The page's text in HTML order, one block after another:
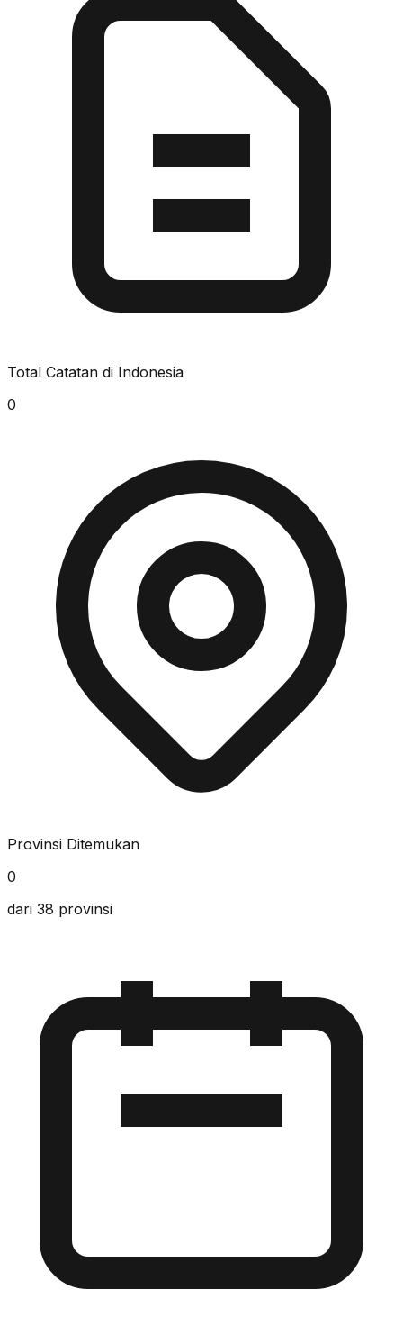
Total Catatan di Indonesia
0
Provinsi Ditemukan
0
dari 38 provinsi